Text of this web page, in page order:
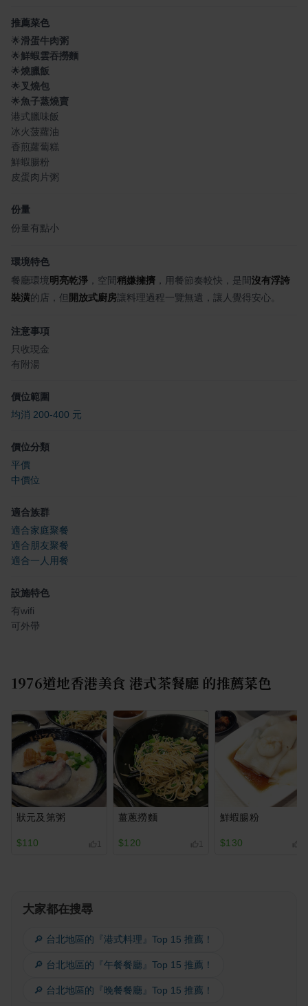
推薦菜色
🌟滑蛋牛肉粥
🌟鮮蝦雲吞撈麵
🌟燒臘飯
🌟叉燒包
🌟魚子蒸燒賣
港式臘味飯
冰火菠蘿油
香煎蘿蔔糕
鮮蝦腸粉
皮蛋肉片粥
份量
份量有點小
環境特色
餐廳環境明亮乾淨 ，空間稍嫌擁擠 ，用餐節奏較快，是間沒有浮誇
裝潢的店，但 開放式廚房讓料理過程一覽無遺，讓人覺得安心。
注意事項
只收現金
有附湯
價位範圍
均消 200-400 元
價位分類
平價
中價位
適合族群
適合家庭聚餐
適合朋友聚餐
適合一人用餐
設施特色
有wifi
可外帶
1976道地香港美食 港式茶餐廳 的推薦菜色
狀元及第粥
$110 1
薑蔥撈麵
$120 1
鮮蝦腸粉
$130
大家都在搜尋
🔎 台北地區的『港式料理』Top 15 推薦！
🔎 台北地區的『午餐餐廳』Top 15 推薦！
🔎 台北地區的『晚餐餐廳』Top 15 推薦！